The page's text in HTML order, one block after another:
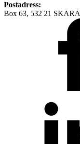
Postadress:
Box 63, 532 21 SKARA